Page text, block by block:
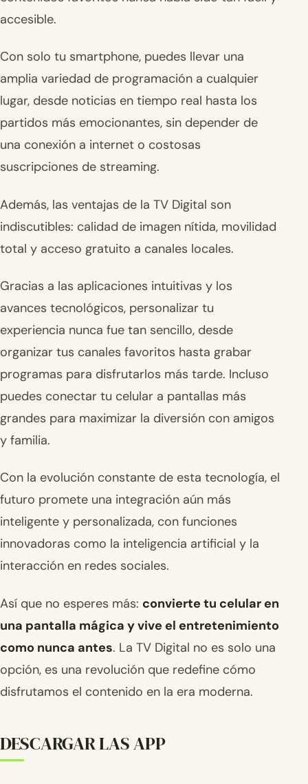
accesible.
Con solo tu smartphone, puedes llevar una
amplia variedad de programación a cualquier
lugar, desde noticias en tiempo real hasta los
partidos más emocionantes, sin depender de
una conexión a internet o costosas
suscripciones de streaming.
Además, las ventajas de la TV Digital son
indiscutibles: calidad de imagen nítida, movilidad
total y acceso gratuito a canales locales.
Gracias a las aplicaciones intuitivas y los
avances tecnológicos, personalizar tu
experiencia nunca fue tan sencillo, desde
organizar tus canales favoritos hasta grabar
programas para disfrutarlos más tarde. Incluso
puedes conectar tu celular a pantallas más
grandes para maximizar la diversión con amigos
y familia.
Con la evolución constante de esta tecnología, el
futuro promete una integración aún más
inteligente y personalizada, con funciones
innovadoras como la inteligencia artificial y la
interacción en redes sociales.
Así que no esperes más: convierte tu celular en
una pantalla mágica y vive el entretenimiento
como nunca antes. La TV Digital no es solo una
opción, es una revolución que redefine cómo
disfrutamos el contenido en la era moderna.
DESCARGAR LAS APP